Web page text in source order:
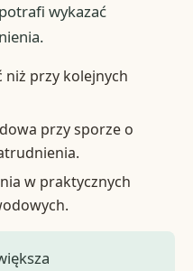
wykazać
niż przy kolejnych
przy sporze o
w praktycznych